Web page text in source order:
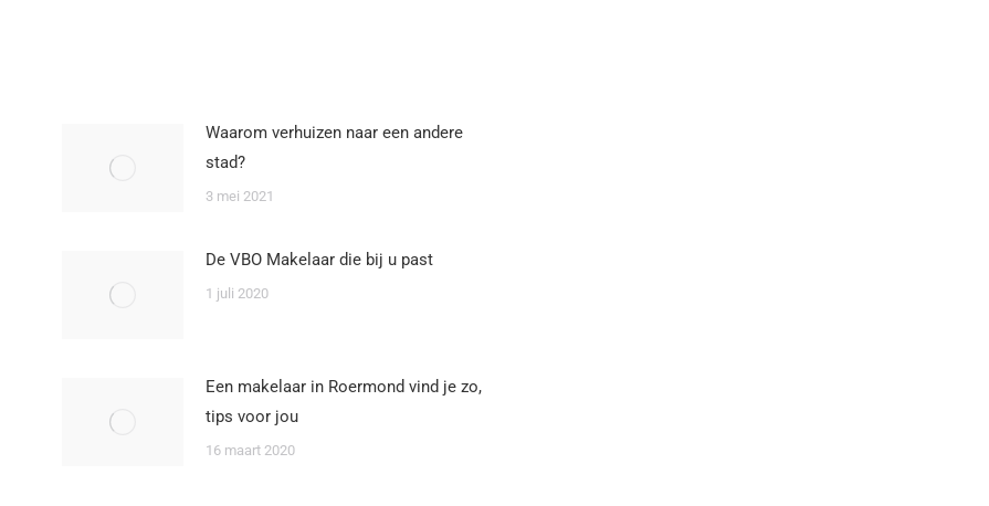
Waarom verhuizen naar een andere
stad?
3 mei 2021
De VBO Makelaar die bij u past
1 juli 2020
Een makelaar in Roermond vind je zo,
tips voor jou
16 maart 2020